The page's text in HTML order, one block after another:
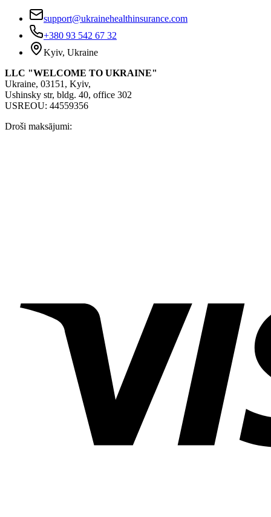
support@ukrainehealthinsurance.com
+380 93 542 67 32
Kyiv, Ukraine
LLC "WELCOME TO UKRAINE"
Ukraine, 03151, Kyiv,
Ushinsky str, bldg. 40, office 302
USREOU: 44559356
Droši maksājumi: